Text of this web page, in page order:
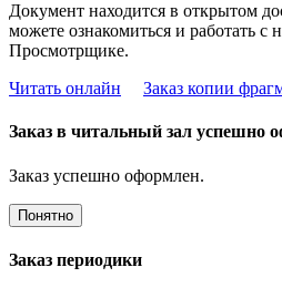
Документ находится в открытом
можете ознакомиться и работать
Просмотрщике.
Читать онлайн
Заказ копии
Заказ в читальный зал успешно
Заказ успешно оформлен.
Понятно
Заказ периодики